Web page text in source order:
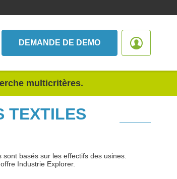
DEMANDE DE DEMO
multicritères.
TEXTILES
basés sur les effectifs des usines.
Industrie Explorer.